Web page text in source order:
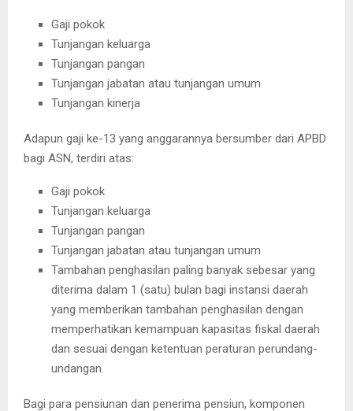
Gaji pokok
Tunjangan keluarga
Tunjangan pangan
Tunjangan jabatan atau tunjangan umum
Tunjangan kinerja
Adapun gaji ke-13 yang anggarannya bersumber dari APBD
bagi ASN, terdiri atas:
Gaji pokok
Tunjangan keluarga
Tunjangan pangan
Tunjangan jabatan atau tunjangan umum
Tambahan penghasilan paling banyak sebesar yang
diterima dalam 1 (satu) bulan bagi instansi daerah
yang memberikan tambahan penghasilan dengan
memperhatikan kemampuan kapasitas fiskal daerah
dan sesuai dengan ketentuan peraturan perundang-
undangan.
Bagi para pensiunan dan penerima pensiun, komponen